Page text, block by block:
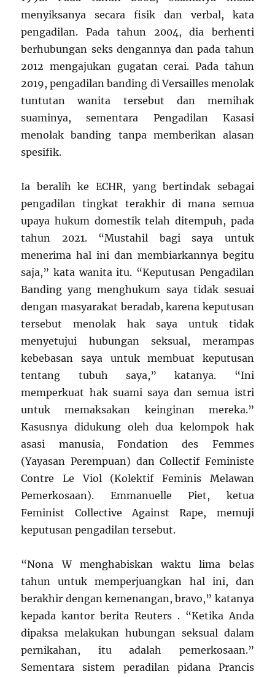
menyiksanya secara fisik dan verbal, kata
pengadilan. Pada tahun 2004, dia berhenti
berhubungan seks dengannya dan pada tahun
2012 mengajukan gugatan cerai. Pada tahun
2019, pengadilan banding di Versailles menolak
tuntutan wanita tersebut dan memihak
suaminya, sementara Pengadilan Kasasi
menolak banding tanpa memberikan alasan
spesifik.
Ia beralih ke ECHR, yang bertindak sebagai
pengadilan tingkat terakhir di mana semua
upaya hukum domestik telah ditempuh, pada
tahun 2021. “Mustahil bagi saya untuk
menerima hal ini dan membiarkannya begitu
saja,” kata wanita itu. “Keputusan Pengadilan
Banding yang menghukum saya tidak sesuai
dengan masyarakat beradab, karena keputusan
tersebut menolak hak saya untuk tidak
menyetujui hubungan seksual, merampas
kebebasan saya untuk membuat keputusan
tentang tubuh saya,” katanya. “Ini
memperkuat hak suami saya dan semua istri
untuk memaksakan keinginan mereka.”
Kasusnya didukung oleh dua kelompok hak
asasi manusia, Fondation des Femmes
(Yayasan Perempuan) dan Collectif Feministe
Contre Le Viol (Kolektif Feminis Melawan
Pemerkosaan). Emmanuelle Piet, ketua
Feminist Collective Against Rape, memuji
keputusan pengadilan tersebut.
“Nona W menghabiskan waktu lima belas
tahun untuk memperjuangkan hal ini, dan
berakhir dengan kemenangan, bravo,” katanya
kepada kantor berita Reuters . “Ketika Anda
dipaksa melakukan hubungan seksual dalam
pernikahan, itu adalah pemerkosaan.”
Sementara sistem peradilan pidana Prancis